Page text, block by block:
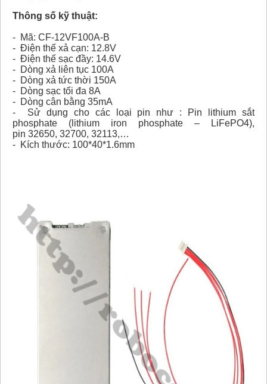
Thông số kỹ thuật:
- Mã: CF-12VF100A-B
- Điện thế xả cạn: 12.8V
- Điện thế sạc đầy: 14.6V
- Dòng xả liên tục 100A
- Dòng xả tức thời 150A
- Dòng sạc tối đa 8A
- Dòng cân bằng 35mA
- Sử dụng cho các loại pin như : Pin lithium sắt
phosphate (lithium iron phosphate – LiFePO4),
pin 32650, 32700, 32113,…
- Kích thước: 100*40*1.6mm